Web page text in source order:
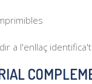
a l'enllaç identifica't!